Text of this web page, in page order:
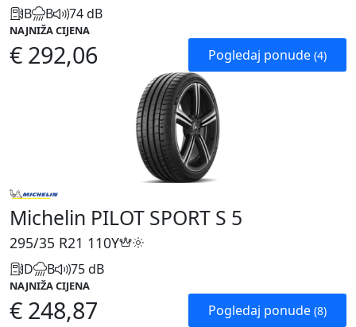
B B 74 dB
NAJNIŽA CIJENA
€ 292,06 Pogledaj ponude (4)
Michelin PILOT SPORT S 5
295/35 R21 110Y
D B 75 dB
NAJNIŽA CIJENA
€ 248,87 Pogledaj ponude (8)